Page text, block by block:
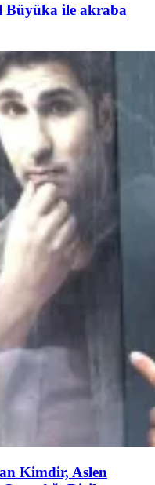
Büyüka ile akraba
Kimdir, Aslen